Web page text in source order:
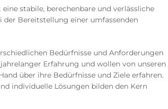
stabile, berechenbare und verlässliche
der Bereitstellung einer umfassenden
Bedürfnisse und Anforderungen
Erfahrung und wollen von unseren
über ihre Bedürfnisse und Ziele erfahren.
individuelle Lösungen bilden den Kern